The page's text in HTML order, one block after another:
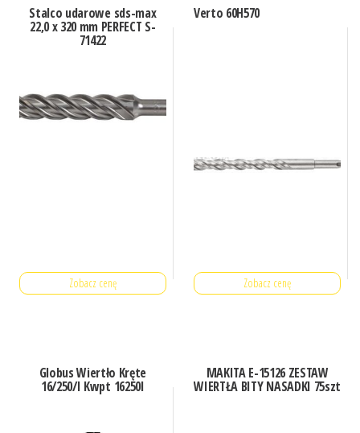
Stalco udarowe sds-max
22,0 x 320 mm PERFECT S-
71422
Zobacz cenę
Verto 60H570
Zobacz cenę
Globus Wiertło Kręte
16/250/I Kwpt 16250I
MAKITA E-15126 ZESTAW
WIERTŁA BITY NASADKI 75szt